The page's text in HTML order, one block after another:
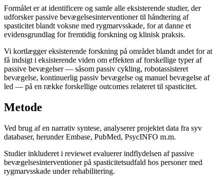
Formålet er at identificere og samle alle eksisterende studier, der
udforsker passive bevægelsesinterventioner til håndtering af
spasticitet blandt voksne med rygmarvsskade, for at danne et
evidensgrundlag for fremtidig forskning og klinisk praksis.
Vi kortlægger eksisterende forskning på området blandt andet for at
få indsigt i eksisterende viden om effekten af forskellige typer af
passive bevægelser — såsom passiv cykling, robotassisteret
bevægelse, kontinuerlig passiv bevægelse og manuel bevægelse af
led — på en række forskellige outcomes relateret til spasticitet.
Metode
Ved brug af en narrativ syntese, analyserer projektet data fra syv
databaser, herunder Embase, PubMed, PsycINFO m.m.
Studier inkluderet i reviewet evaluerer indflydelsen af passive
bevægelsesinterventioner på spasticitetsudfald hos personer med
rygmarvsskade under rehabilitering.